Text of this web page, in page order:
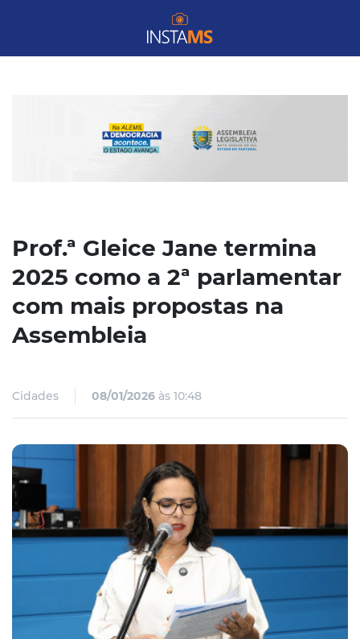
Prof.ª Gleice Jane termina
2025 como a 2ª parlamentar
com mais propostas na
Assembleia
Cidades 08/01/2026 às 10:48